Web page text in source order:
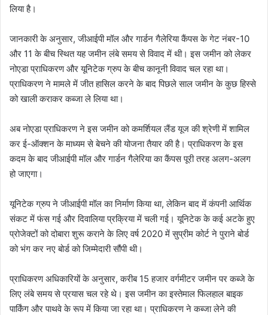
लिया है।
जानकारी के अनुसार, जीआईपी मॉल और गार्डन गैलेरिया कैंपस के गेट नंबर-10
और 11 के बीच स्थित यह जमीन लंबे समय से विवाद में थी। इस जमीन को लेकर
नोएडा प्राधिकरण और यूनिटेक ग्रुप के बीच कानूनी विवाद चल रहा था।
प्राधिकरण ने मामले में जीत हासिल करने के बाद पिछले साल जमीन के कुछ हिस्से
को खाली कराकर कब्जा ले लिया था।
अब नोएडा प्राधिकरण ने इस जमीन को कमर्शियल लैंड यूज की श्रेणी में शामिल
कर ई-ऑक्शन के माध्यम से बेचने की योजना तैयार की है। प्राधिकरण के इस
कदम के बाद जीआईपी मॉल और गार्डन गैलेरिया का कैंपस पूरी तरह अलग-अलग
हो जाएगा।
यूनिटेक ग्रुप ने जीआईपी मॉल का निर्माण किया था, लेकिन बाद में कंपनी आर्थिक
संकट में फंस गई और दिवालिया प्रक्रिया में चली गई। यूनिटेक के कई अटके हुए
प्रोजेक्टों को दोबारा शुरू कराने के लिए वर्ष 2020 में सुप्रीम कोर्ट ने पुराने बोर्ड
को भंग कर नए बोर्ड को जिम्मेदारी सौंपी थी।
प्राधिकरण अधिकारियों के अनुसार, करीब 15 हजार वर्गमीटर जमीन पर कब्जे के
लिए लंबे समय से प्रयास चल रहे थे। इस जमीन का इस्तेमाल फिलहाल बाइक
पार्किंग और पाथवे के रूप में किया जा रहा था। प्राधिकरण ने कब्जा लेने की